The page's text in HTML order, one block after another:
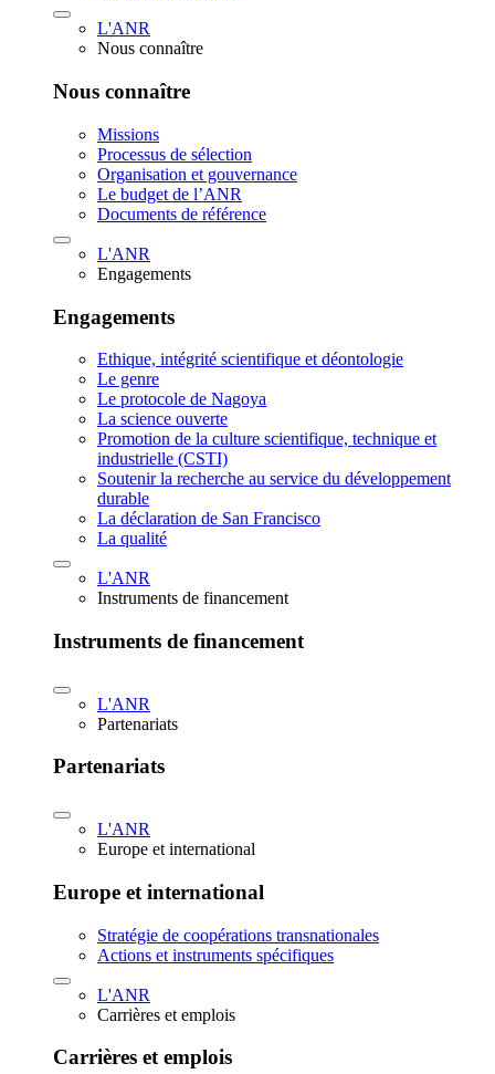
L'ANR
Nous connaître
Nous connaître
Missions
Processus de sélection
Organisation et gouvernance
Le budget de l’ANR
Documents de référence
L'ANR
Engagements
Engagements
Ethique, intégrité scientifique et déontologie
Le genre
Le protocole de Nagoya
La science ouverte
Promotion de la culture scientifique, technique et
industrielle (CSTI)
Soutenir la recherche au service du développement
durable
La déclaration de San Francisco
La qualité
L'ANR
Instruments de financement
Instruments de financement
L'ANR
Partenariats
Partenariats
L'ANR
Europe et international
Europe et international
Stratégie de coopérations transnationales
Actions et instruments spécifiques
L'ANR
Carrières et emplois
Carrières et emplois